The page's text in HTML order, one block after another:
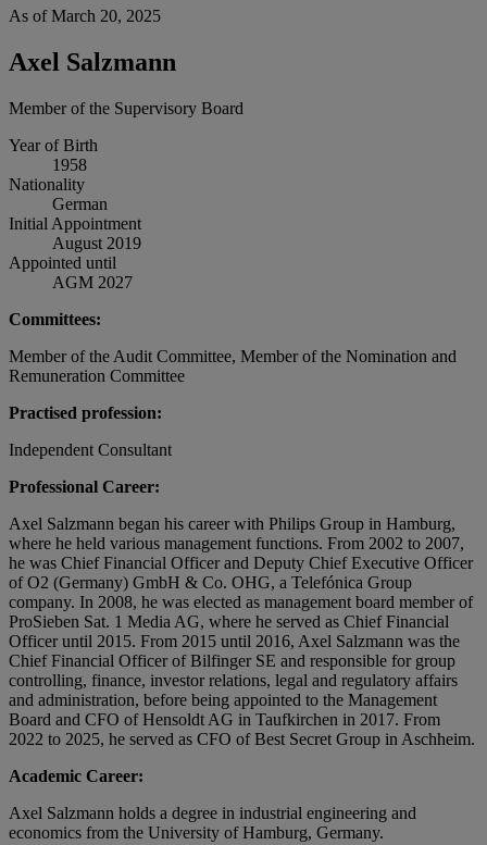
As of March 20, 2025
Axel Salzmann
Member of the Supervisory Board
Year of Birth
1958
Nationality
German
Initial Appointment
August 2019
Appointed until
AGM 2027
Committees:
Member of the Audit Committee, Member of the Nomination and
Remuneration Committee
Practised profession:
Independent Consultant
Professional Career:
Axel Salzmann began his career with Philips Group in Hamburg,
where he held various management functions. From 2002 to 2007,
he was Chief Financial Officer and Deputy Chief Executive Officer
of O2 (Germany) GmbH & Co. OHG, a Telefónica Group
company. In 2008, he was elected as management board member of
ProSieben Sat. 1 Media AG, where he served as Chief Financial
Officer until 2015. From 2015 until 2016, Axel Salzmann was the
Chief Financial Officer of Bilfinger SE and responsible for group
controlling, finance, investor relations, legal and regulatory affairs
and administration, before being appointed to the Management
Board and CFO of Hensoldt AG in Taufkirchen in 2017. From
2022 to 2025, he served as CFO of Best Secret Group in Aschheim.
Academic Career:
Axel Salzmann holds a degree in industrial engineering and
economics from the University of Hamburg, Germany.